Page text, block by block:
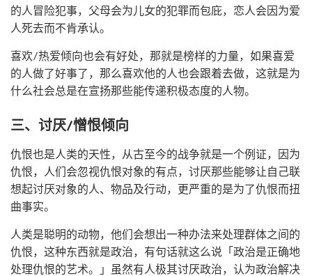
的人冒险犯事，父母会为儿女的犯罪而包庇，恋人会因为爱
人死去而不肯承认。
喜欢/热爱倾向也会有好处，那就是榜样的力量，如果喜爱
的人做了好事了，那么喜欢他的人也会跟着去做，这就是为
什么社会总是在宣扬那些能传递积极态度的人物。
三、讨厌/憎恨倾向
仇恨也是人类的天性，从古至今的战争就是一个例证，因为
仇恨，人们会忽视仇恨对象的有点，讨厌那些能够让自己联
想起讨厌对象的人、物品及行动，更严重的是为了仇恨而扭
曲事实。
人类是聪明的动物，他们会想出一种办法来处理群体之间的
仇恨，这种东西就是政治，有句话就这么说「政治是正确地
处理仇恨的艺术。」虽然有人极其讨厌政治，认为政治解决